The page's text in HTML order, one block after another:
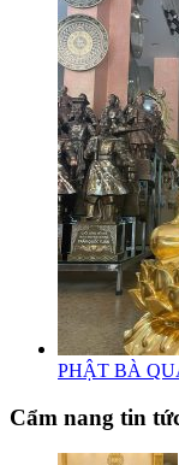
PHẬT BÀ
Cẩm nang tin